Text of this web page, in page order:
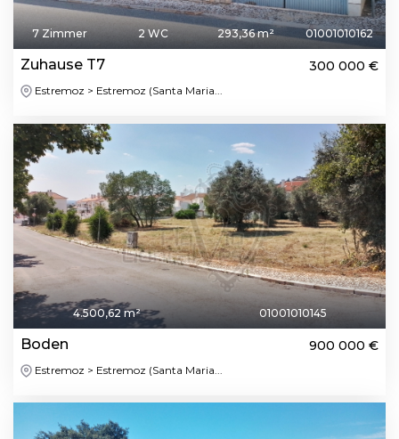
7 Zimmer 2 WC 293,36 m² 01001010162
Zuhause T7 300 000 €
Estremoz > Estremoz (Santa Maria...
4.500,62 m² 01001010145
Boden 900 000 €
Estremoz > Estremoz (Santa Maria...